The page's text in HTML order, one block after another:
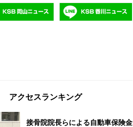
アクセスランキング
接骨院院長らによる自動車保険金